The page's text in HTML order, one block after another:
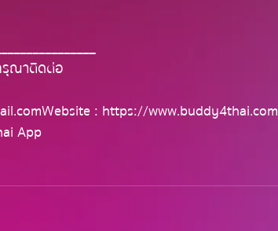
รุณาติดต่อ
Website : https://www.buddy4thai.com
App